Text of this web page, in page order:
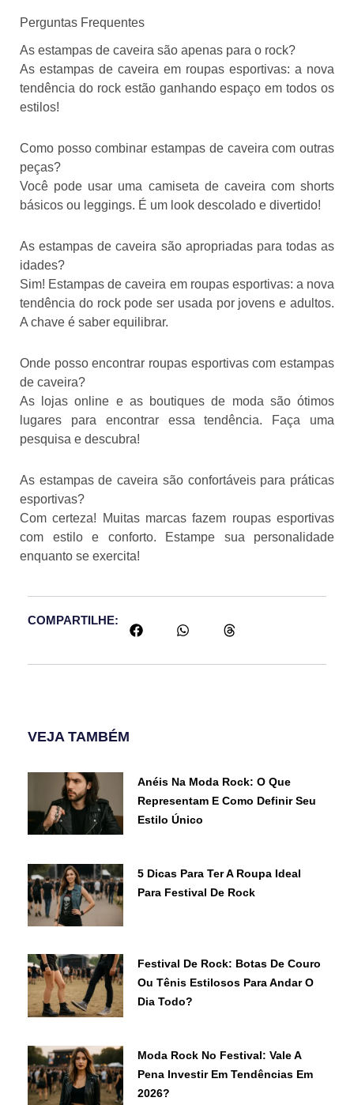
Perguntas Frequentes
As estampas de caveira são apenas para o rock?
As estampas de caveira em roupas esportivas: a nova
tendência do rock estão ganhando espaço em todos os
estilos!
Como posso combinar estampas de caveira com outras
peças?
Você pode usar uma camiseta de caveira com shorts
básicos ou leggings. É um look descolado e divertido!
As estampas de caveira são apropriadas para todas as
idades?
Sim! Estampas de caveira em roupas esportivas: a nova
tendência do rock pode ser usada por jovens e adultos.
A chave é saber equilibrar.
Onde posso encontrar roupas esportivas com estampas
de caveira?
As lojas online e as boutiques de moda são ótimos
lugares para encontrar essa tendência. Faça uma
pesquisa e descubra!
As estampas de caveira são confortáveis para práticas
esportivas?
Com certeza! Muitas marcas fazem roupas esportivas
com estilo e conforto. Estampe sua personalidade
enquanto se exercita!
COMPARTILHE:
VEJA TAMBÉM
Anéis Na Moda Rock: O Que
Representam E Como Definir Seu
Estilo Único
5 Dicas Para Ter A Roupa Ideal
Para Festival De Rock
Festival De Rock: Botas De Couro
Ou Tênis Estilosos Para Andar O
Dia Todo?
Moda Rock No Festival: Vale A
Pena Investir Em Tendências Em
2026?